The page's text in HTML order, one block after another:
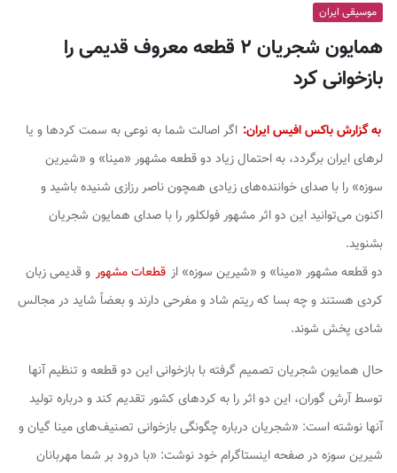
موسیقی ایران
همایون شجریان ۲ قطعه معروف قدیمی را
بازخوانی کرد
به گزارش باکس افیس ایران: اگر اصالت شما به نوعی به سمت کردها و یا
لرهای ایران برگردد، به احتمال زیاد دو قطعه مشهور «مینا» و «شیرین
سوزه» را با صدای خواننده‌های زیادی همچون ناصر رزازی شنیده باشید و
اکنون می‌توانید این دو اثر مشهور فولکلور را با صدای همایون شجریان
بشنوید.
دو قطعه مشهور «مینا» و «شیرین سوزه» از قطعات مشهور و قدیمی زبان
کردی هستند و چه بسا که ریتم شاد و مفرحی دارند و بعضاً شاید در مجالس‌
شادی پخش شوند.
حال همایون شجریان تصمیم گرفته با بازخوانی این دو قطعه و تنظیم آنها
توسط آرش گوران، این دو اثر را به کردهای کشور تقدیم کند و درباره تولید
آنها نوشته است: «شجریان درباره چگونگی بازخوانی تصنیف‌های مینا گیان و
شیرین سوزه در صفحه اینستاگرام خود نوشت: «با درود بر شما مهربانان